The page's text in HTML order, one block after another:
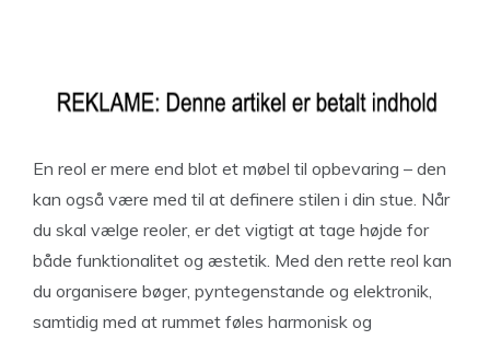
En reol er mere end blot et møbel til opbevaring – den
kan også være med til at definere stilen i din stue. Når
du skal vælge reoler, er det vigtigt at tage højde for
både funktionalitet og æstetik. Med den rette reol kan
du organisere bøger, pyntegenstande og elektronik,
samtidig med at rummet føles harmonisk og